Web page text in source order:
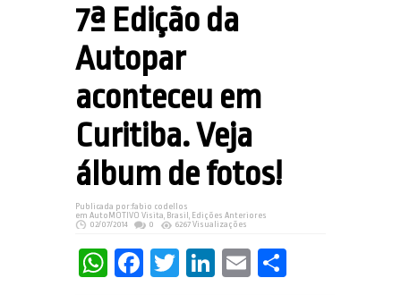
7ª Edição da
Autopar
aconteceu em
Curitiba. Veja
álbum de fotos!
Publicada por:fabio codellos
em AutoMOTIVO Visita, Brasil , Edições Anteriores
02/07/2014
0 6267 Visualizações
WhatsApp
Facebook
Twitter
LinkedIn
Email